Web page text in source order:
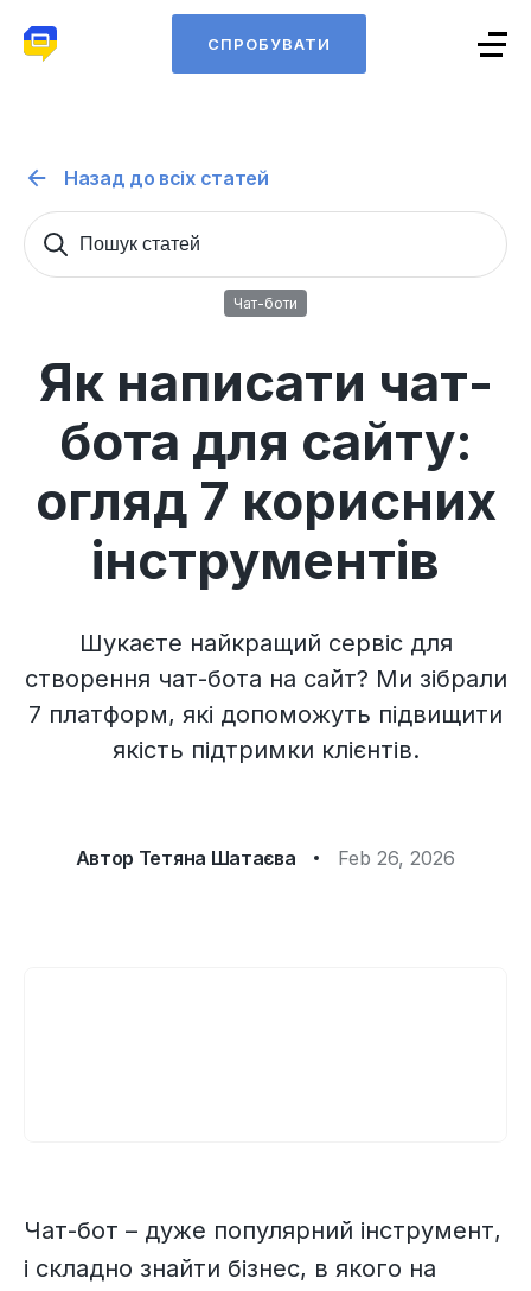
СПРОБУВАТИ
Назад до всіх статей
Пошук
Чат-боти
Як написати чат-
бота для сайту:
огляд 7 корисних
інструментів
Шукаєте найкращий сервіс для
створення чат-бота на сайт? Ми зібрали
7 платформ, які допоможуть підвищити
якість підтримки клієнтів.
Автор Тетяна Шатаєва Feb 26, 2026
Чат-бот – дуже популярний інструмент,
і складно знайти бізнес, в якого на